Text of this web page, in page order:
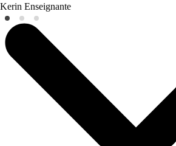
Kerin Enseignante